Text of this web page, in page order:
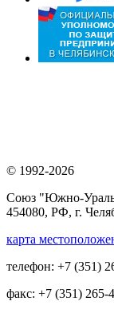
© 1992-2026
Союз "Южно-
454080, РФ, г.
карта
телефон: +7 (351)
факс: +7 (351) 265-